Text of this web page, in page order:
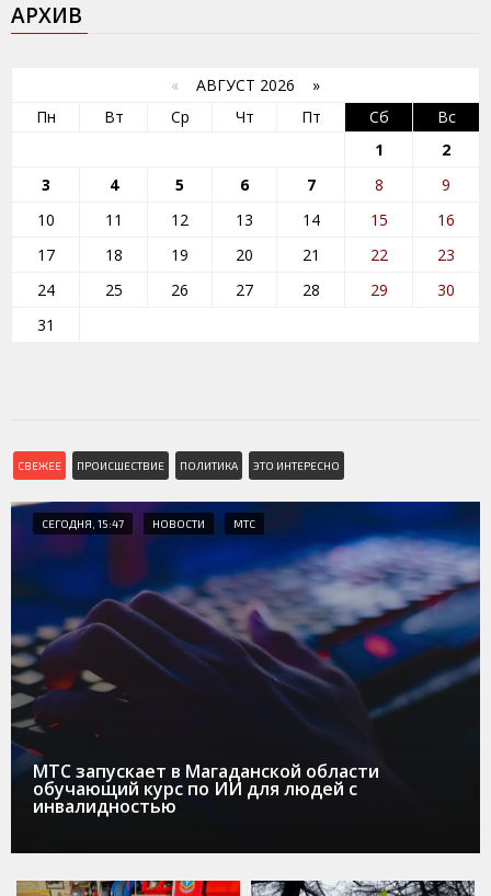
АРХИВ
« АВГУСТ 2026 »
Пн
Вт Ср Чт Пт Сб
Вс
1
2
3
4 5 6 7 8
9
10
11 12 13 14 15
16
17
18 19 20 21 22
23
24
25 26 27 28 29
30
31
СВЕЖЕЕ ПРОИСШЕСТВИЕ ПОЛИТИКА ЭТО ИНТЕРЕСНО
СЕГОДНЯ, 15:47 НОВОСТИ МТС
МТС запускает в Магаданской области
обучающий курс по ИИ для людей с
инвалидностью